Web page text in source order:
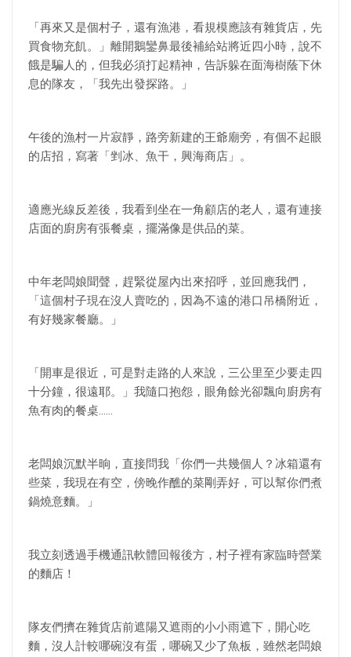
「再來又是個村子，還有漁港，看規模應該有雜貨店，先
買食物充飢。」離開鵝鑾鼻最後補給站將近四小時，說不
餓是騙人的，但我必須打起精神，告訴躲在面海樹蔭下休
息的隊友，「我先出發探路。」
午後的漁村一片寂靜，路旁新建的王爺廟旁，有個不起眼
的店招，寫著「剉冰、魚干，興海商店」。
適應光線反差後，我看到坐在一角顧店的老人，還有連接
店面的廚房有張餐桌，擺滿像是供品的菜。
中年老闆娘聞聲，趕緊從屋內出來招呼，並回應我們，
「這個村子現在沒人賣吃的，因為不遠的港口吊橋附近，
有好幾家餐廳。」
「開車是很近，可是對走路的人來說，三公里至少要走四
十分鐘，很遠耶。」我隨口抱怨，眼角餘光卻飄向廚房有
魚有肉的餐桌……
老闆娘沉默半晌，直接問我「你們一共幾個人？冰箱還有
些菜，我現在有空，傍晚作醮的菜剛弄好，可以幫你們煮
鍋燒意麵。」
我立刻透過手機通訊軟體回報後方，村子裡有家臨時營業
的麵店！
隊友們擠在雜貨店前遮陽又遮雨的小小雨遮下，開心吃
麵，沒人計較哪碗沒有蛋，哪碗又少了魚板，雖然老闆娘